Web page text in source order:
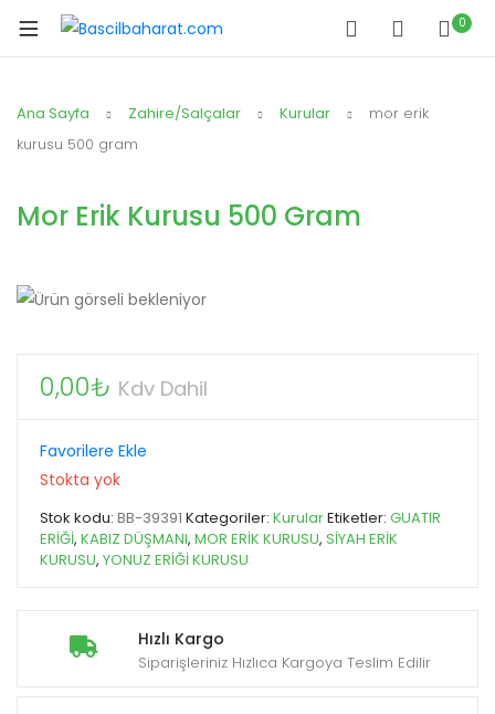
0
Ana Sayfa Zahire/Salçalar Kurular
mor erik
kurusu 500 gram
Mor Erik Kurusu 500 Gram
Hızlı Kargo
Siparişleriniz Hızlıca Kargoya Teslim Edilir
0,00₺ Kdv Dahil
Favorilere Ekle
Stokta yok
Stok kodu: BB-39391 Kategoriler: KurularEtiketler: GUATIR
ERİĞİ, KABIZ DÜŞMANI, MOR ERİK KURUSU, SİYAH ERİK
KURUSU, YONUZ ERİĞİ KURUSU